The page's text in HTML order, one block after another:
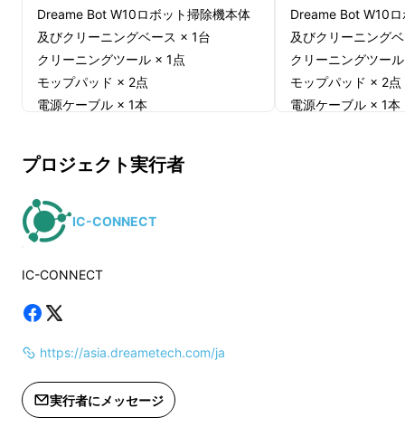
実用的な機能をふんだんに装備したDreame
Bot W10がMakuakeにて日本初上陸！
57,600円 と、お手頃な価格にてぜひご入手く
ださい。
めてになります。
Dreame Bot W10ロボット掃除機本体
及びクリーニングベース × 1台
クリーニングツール × 1点
モップパッド × 2点
電源ケーブル × 1本
モップパッド × 2点
サイドブラシ × 2点
メインブラシ × 1点
Dreame Bot W10
及びクリーニング
クリーニングツー
モップパッド × 2点
電源ケーブル × 1本
プロジェクト実行者
IC-CONNECT
IC-CONNECT
https://asia.dreametech.com/ja
実行者にメッセージ